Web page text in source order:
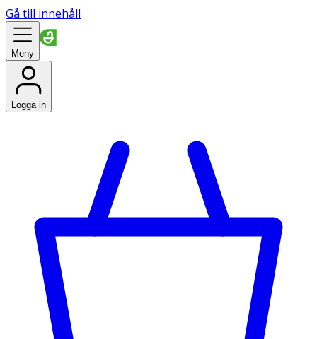
Gå till innehåll
Meny
Logga in